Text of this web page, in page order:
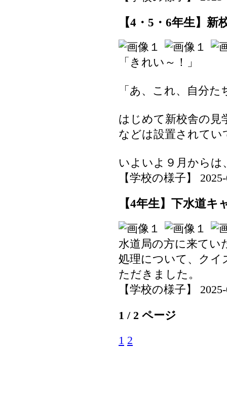
【4・5・6年生】新
「きれい～！」
「あ、これ、自分
はじめて新校舎の見
などは設置されてい
いよいよ９月からは
【学校の様子】
【4年生】下水道キ
水道局の方に来てい
処理について、クイ
ただきました。
【学校の様子】
1 / 2 ページ
1 2